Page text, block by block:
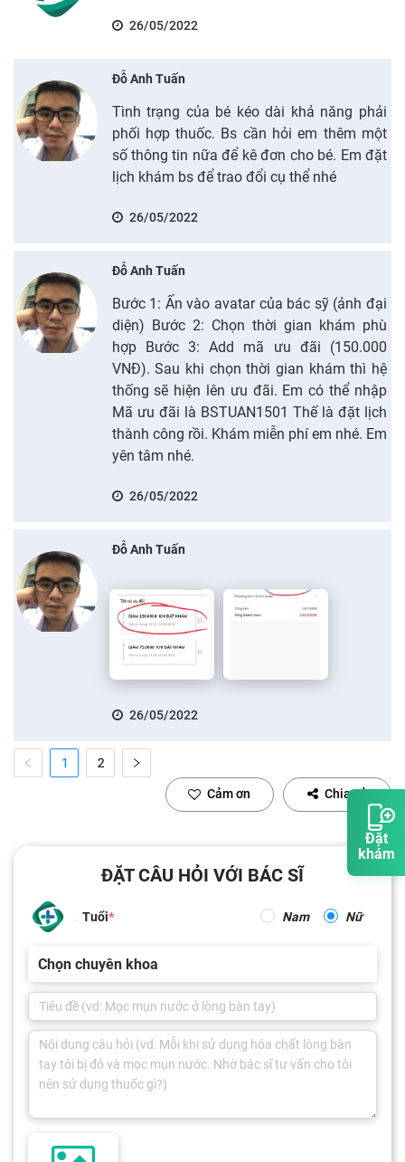
Đặt
khám
26/05/2022
Đỗ Anh Tuấn
Tình trạng của bé kéo dài khả năng phải
phối hợp thuốc. Bs cần hỏi em thêm một
số thông tin nữa để kê đơn cho bé. Em đặt
lịch khám bs để trao đổi cụ thể nhé
26/05/2022
Đỗ Anh Tuấn
Bước 1: Ấn vào avatar của bác sỹ (ảnh đại
diện) Bước 2: Chọn thời gian khám phù
hợp Bước 3: Add mã ưu đãi (150.000
VNĐ). Sau khi chọn thời gian khám thì hệ
thống sẽ hiện lên ưu đãi. Em có thể nhập
Mã ưu đãi là BSTUAN1501 Thế là đặt lịch
thành công rồi. Khám miễn phí em nhé. Em
yên tâm nhé.
26/05/2022
Đỗ Anh Tuấn
26/05/2022
1 2
Cảm ơn Chia sẻ
ĐẶT CÂU HỎI VỚI BÁC SĨ
Tuổi Nam Nữ
Chọn chuyên khoa